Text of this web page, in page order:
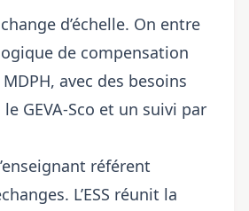
d’échelle. On entre
de compensation
avec des besoins
GEVA-Sco et un suivi par
référent
L’ESS réunit la